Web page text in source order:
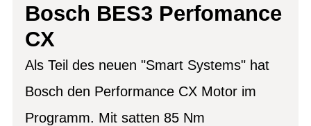
Bosch BES3 Perfomance
CX
Als Teil des neuen "Smart Systems" hat
Bosch den Performance CX Motor im
Programm. Mit satten 85 Nm